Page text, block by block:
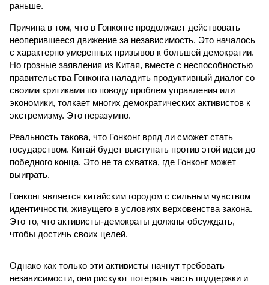
раньше.
Причина в том, что в Гонконге продолжает действовать
неоперившееся движение за независимость. Это началось
с характерно умеренных призывов к большей демократии.
Но грозные заявления из Китая, вместе с неспособностью
правительства Гонконга наладить продуктивный диалог со
своими критиками по поводу проблем управления или
экономики, толкает многих демократических активистов к
экстремизму. Это неразумно.
Реальность такова, что Гонконг вряд ли сможет стать
государством. Китай будет выступать против этой идеи до
победного конца. Это не та схватка, где Гонконг может
выиграть.
Гонконг является китайским городом с сильным чувством
идентичности, живущего в условиях верховенства закона.
Это то, что активисты-демократы должны обсуждать,
чтобы достичь своих целей.
Однако как только эти активисты начнут требовать
независимости, они рискуют потерять часть поддержки и